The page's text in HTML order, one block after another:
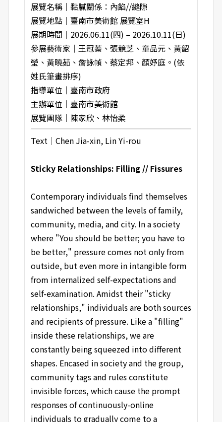
展覽名稱｜黏膩關係：內餡//縫隙
展覽地點｜臺南市美術館 展覽室H
展期時間｜2026.06.11(四) – 2026.10.11(日)
參展藝術家｜王冠蓁、張競芝、童品元、黃韶
瑩、黃曉茹、詹詠幀、蔡定邦、顏妤庭。(依
姓氏筆畫排序)
指導單位｜臺南市政府
主辦單位｜臺南市美術館
展覽團隊｜陳家欣、林怡柔
Text｜Chen Jia-xin, Lin Yi-rou
Sticky Relationships: Filling // Fissures
Contemporary individuals find themselves
sandwiched between the levels of family,
community, media, and city. In a society
where "You should be better; you have to
be better," pressure comes not only from
outside, but even more in intangible form
from internalized self-expectations and
self-examination. Amidst their "sticky
relationships," individuals are both sources
and recipients of pressure. Like a "filling"
inside these relationships, we are
constantly being squeezed into different
shapes. Encased in society and the group,
community tags and rules constitute
invisible forces, which cause the prompt
responses of continuously-online
individuals to gradually come to a